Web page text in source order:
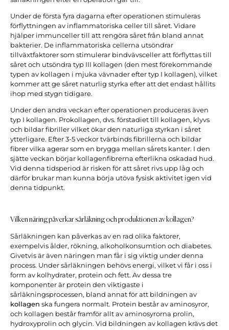
Under de första fyra dagarna efter operationen stimuleras
förflyttningen av inflammatoriska celler till såret. Vidare
hjälper immunceller till att rengöra såret från bland annat
bakterier. De inflammatoriska cellerna utsöndrar
tillväxtfaktorer som stimulerar bindvävsceller att förflyttas till
såret och utsöndra typ III kollagen (den mest förekommande
typen av kollagen i mjuka vävnader efter typ I kollagen), vilket
kommer att ge såret naturlig styrka efter att det endast hållits
ihop med stygn tidigare.
Under den andra veckan efter operationen produceras även
typ I kollagen. Prokollagen, dvs. förstadiet till kollagen, klyvs
och bildar fibriller vilket ökar den naturliga styrkan i såret
ytterligare. Efter 3-5 veckor tvärbinds fibrillerna och bildar
fibrer vilka agerar som en brygga mellan sårets kanter. I den
sjätte veckan börjar kollagenfibrerna efterlikna oskadad hud.
Vid denna tidsperiod är risken för att såret rivs upp låg och
därför brukar man kunna börja utöva fysisk aktivitet igen vid
denna tidpunkt.
Vilken näring påverkar sårläkning och produktionen av kollagen?
Sårläkningen kan påverkas av en rad olika faktorer,
exempelvis ålder, rökning, alkoholkonsumtion och diabetes.
Givetvis är även näringen man får i sig viktig under denna
process. Under sårläkningen behövs energi, vilket vi får i oss i
form av kolhydrater, protein och fett. Av dessa tre
komponenter är protein den viktigaste i
sårläkningsprocessen, bland annat för att bildningen av
kollagen ska fungera normalt. Protein består av aminosyror,
och kollagen består framför allt av aminosyrorna prolin,
hydroxyprolin och glycin. Vid bildningen av kollagen krävs det